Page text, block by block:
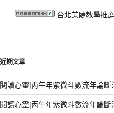
台北美睫教學推薦
近期文章
閱讀心靈|丙午年紫微斗數流年論斷
閱讀心靈|丙午年紫微斗數流年論斷